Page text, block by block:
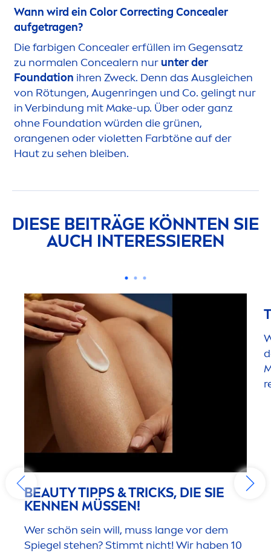
Wann wird ein ColorCorrecting Concealer
aufgetragen?
Die farbigen Concealer erfüllen im Gegensatz
zu normalen Concealern nur unter der
Foundation ihren Zweck. Denn das Ausgleichen
von Rötungen, Augenringen und Co. gelingt nur
in Verbindung mit Make-up. Über oder ganz
ohne Foundation würden die grünen,
orangenen oder violetten Farbtöne auf der
Haut zu sehen bleiben.
DIESE BEITRÄGE KÖNNTEN SIE
AUCH INTERESSIEREN
BEAUTYTIPPS & TRICKS, DIE SIE
KENNEN MÜSSEN!
Wer schön sein will, muss lange vor dem
Spiegel stehen? Stimmt nicht! Wir haben 10